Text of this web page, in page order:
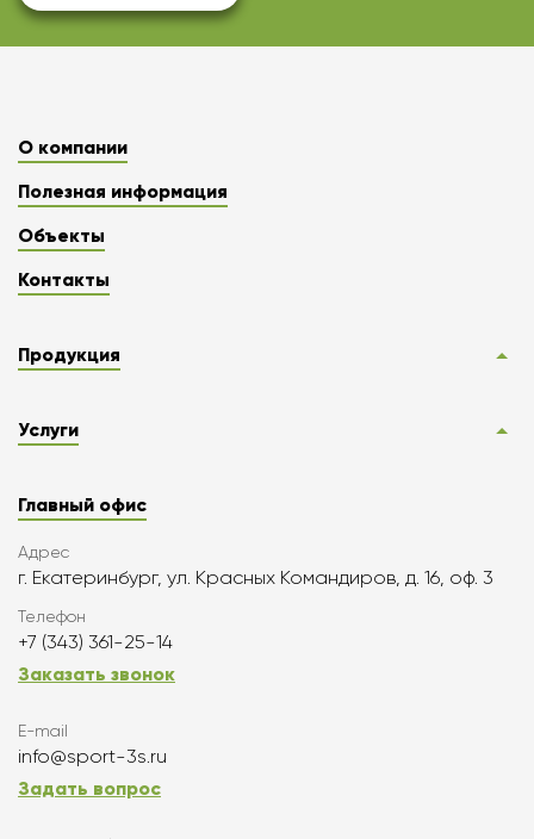
О компании
Полезная информация
Объекты
Контакты
Продукция
Услуги
Главный офис
Адрес
г. Екатеринбург, ул. Красных Командиров, д. 16, оф. 3
Телефон
+7 (343) 361-25-14
Заказать звонок
E-mail
info@sport-3s.ru
Задать вопрос